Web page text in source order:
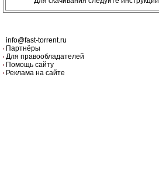
info@fast-torrent.ru
Партнёры
Для правообладателей
Помощь сайту
Реклама на сайте